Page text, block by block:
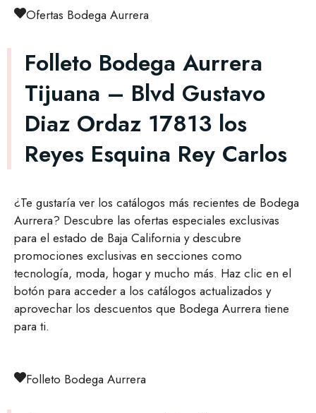
Ofertas Bodega Aurrera
Folleto Bodega Aurrera
Tijuana – Blvd Gustavo
Diaz Ordaz 17813 los
Reyes Esquina Rey Carlos
¿Te gustaría ver los catálogos más recientes de Bodega
Aurrera? Descubre las ofertas especiales exclusivas
para el estado de Baja California y descubre
promociones exclusivas en secciones como
tecnología, moda, hogar y mucho más. Haz clic en el
botón para acceder a los catálogos actualizados y
aprovechar los descuentos que Bodega Aurrera tiene
para ti.
Folleto Bodega Aurrera